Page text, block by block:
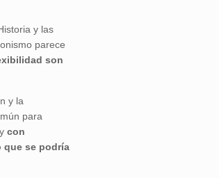
y las
parece
son
y la
para
ycon
que se podría